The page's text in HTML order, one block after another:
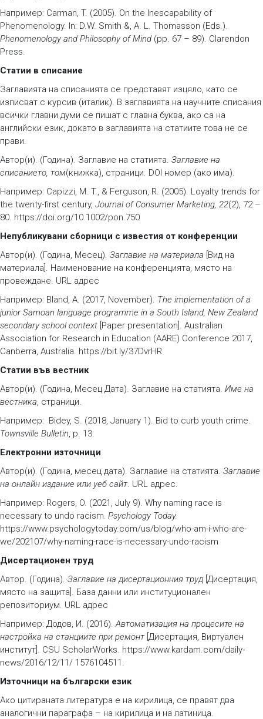
Например: Carman, T. (2005). On the Inescapability of
Phenomenology. In: D.W. Smith &, A. L. Thomasson (Eds.).
Phenomenology and Philosophy of Mind (pp. 67 – 89). Clarendon
Press.
Статии в списание
Заглавията на списанията се представят изцяло, като се
изписват с курсив (италик). В заглавията на научните списания
всички главни думи се пишат с главна буква, ако са на
английски език, докато в заглавията на статиите това не се
прави.
Автор(и). (Година). Заглавие на статията. Заглавие на
списанието, том(книжка), страници. DOI номер (ако има).
Например: Capizzi, M. T., & Ferguson, R. (2005). Loyalty trends for
the twenty-first century, Journal of Consumer Marketing, 22(2), 72 –
80. https://doi.org/10.1002/pon.750
Непубликувани сборници с известия от конференции
Автор(и). (Година, Месец). Заглавие на материала [Вид на
материала]. Наименование на конференцията, място на
провеждане. URL адрес
Например: Bland, A. (2017, November). The implementation of a
junior Samoan language programme in a South Island, New Zealand
secondary school context [Paper presentation]. Australian
Association for Research in Education (AARE) Conference 2017,
Canberra, Australia. https://bit.ly/37DvrHR
Статии във вестник
Автор(и). (Година, Месец Дата). Заглавие на статията. Име на
вестника, страници.
Например: Bidey, S. (2018, January 1). Bid to curb youth crime.
Townsville Bulletin, p. 13.
Електронни източници
Автор(и). (Година, месец дата). Заглавие на статията. Заглавие
на онлайн издание или уеб сайт. URL адрес.
Например: Rogers, O. (2021, July 9). Why naming race is
necessary to undo racism. Psychology Today.
https://www.psychologytoday.com/us/blog/who-am-i-who-are-
we/202107/why-naming-race-is-necessary-undo-racism
Дисертационен труд
Автор. (Година). Заглавие на дисертационния труд [Дисертация,
място на защита]. База данни или институционален
репозиториум. URL адрес
Например: Додов, И. (2016).Автоматизация на процесите на
настройка на станциите при ремонт[Дисертация, Виртуален
институт]. CSU ScholarWorks. https://www.kardam.com/daily-
news/2016/12/11/ 1576104511.
Източници на български език
Ако цитираната литература е на кирилица, се правят два
аналогични параграфа – на кирилица и на латиница.